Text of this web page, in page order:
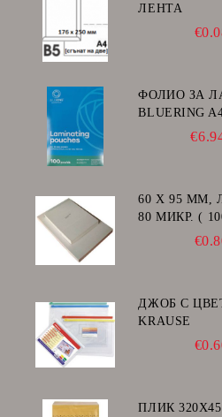
ЛЕНТА
ФОЛИО ЗА
BLUERING
МИКРОНА
60 Х 95 ММ,
80 МИКР. (
ДЖОБ С
KRAUSE
ПЛИК